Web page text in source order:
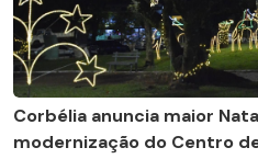
Corbélia anuncia maior
modernização do Centro